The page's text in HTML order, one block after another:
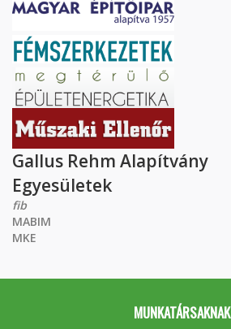
Gallus Rehm Alapítvány
Egyesületek
fib
MABIM
MKE
MUNKATÁRSAKNAK